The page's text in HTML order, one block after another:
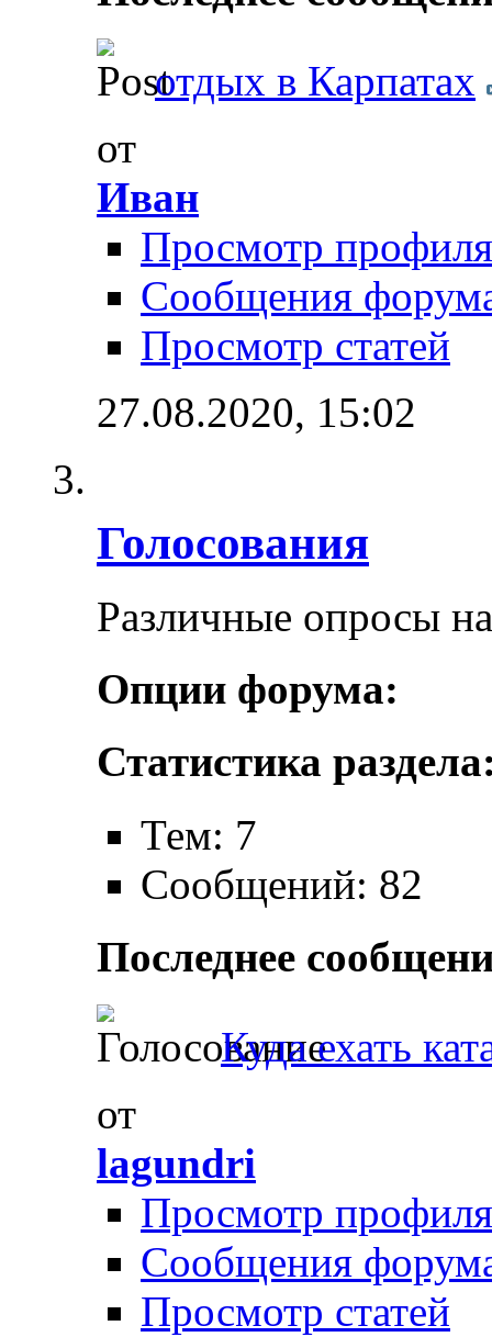
отдых в Карпатах
от
Иван
Просмотр профиля
Сообщения
Просмотр статей
27.08.2020, 15:02
Голосования
Различные опросы
Опции форума:
Статистика
Тем: 7
Сообщений: 82
Последнее
Куда ехать
от
lagundri
Просмотр профиля
Сообщения
Просмотр статей